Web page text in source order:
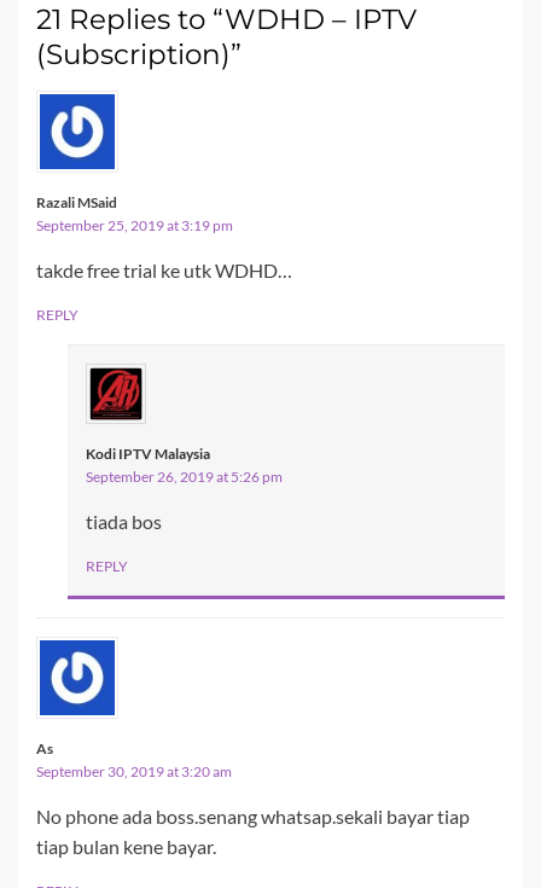
21 Replies to “WDHD – IPTV
(Subscription)”
Razali MSaid
September 25, 2019 at 3:19 pm
takde free trial ke utk WDHD…
REPLY
Kodi IPTV Malaysia
September 26, 2019 at 5:26 pm
tiada bos
REPLY
As
September 30, 2019 at 3:20 am
No phone ada boss.senang whatsap.sekali bayar tiap
tiap bulan kene bayar.